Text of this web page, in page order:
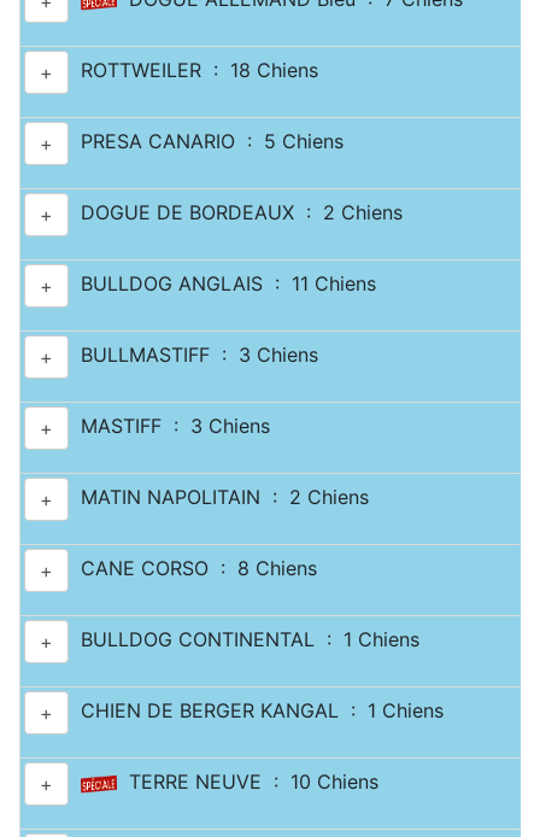
+ ROTTWEILER : 18 Chiens
+ PRESA CANARIO : 5 Chiens
+ DOGUE DE BORDEAUX : 2 Chiens
+ BULLDOG ANGLAIS : 11 Chiens
+ BULLMASTIFF : 3 Chiens
+ MASTIFF : 3 Chiens
+ MATIN NAPOLITAIN : 2 Chiens
+ CANE CORSO : 8 Chiens
+ BULLDOG CONTINENTAL : 1 Chiens
+ CHIEN DE BERGER KANGAL : 1 Chiens
+ TERRE NEUVE : 10 Chiens